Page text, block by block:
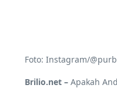
Foto: Instagram/
Brilio.net – Apakah